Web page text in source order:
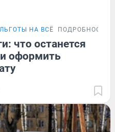
НА ВСЁ ПОДРОБНОСТИ
что останется
оформить